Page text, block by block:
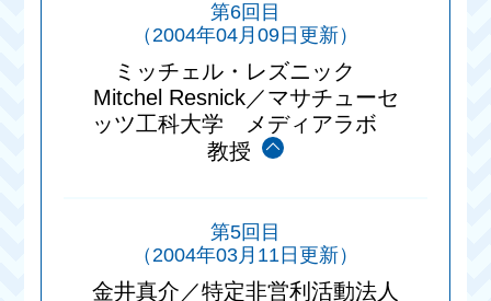
第6回目
（2004年04月09日更新）
ミッチェル・レズニック
Mitchel Resnick／マサチューセ
ッツ工科大学 メディアラボ
教授
第5回目
（2004年03月11日更新）
金井真介／特定非営利活動法人